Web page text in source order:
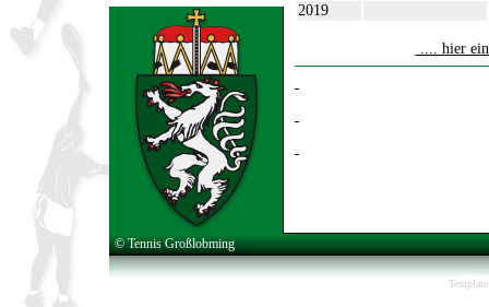
2019
.... hier
© Tennis Großlobming